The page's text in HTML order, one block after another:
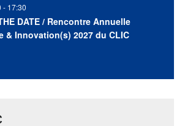
- 17:30
DATE / Rencontre Annuelle
& Innovation(s) 2027 du CLIC